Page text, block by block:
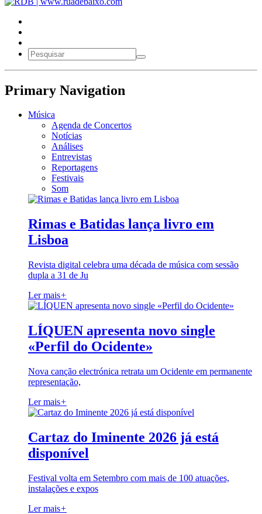
Primary Navigation
Música
Agenda de Concertos
Notícias
Análises
Entrevistas
Reportagens
Festivais
Som
Rimas e Batidas lança livro em
Lisboa
Revista digital celebra uma década de música com sessão
dupla a 31 de Ju
Ler mais+
LÍQUEN apresenta novo single
«Perfil do Ocidente»
Nova canção electrónica retrata um Ocidente em permanente
representação,
Ler mais+
Cartaz do Iminente 2026 já está
disponível
Festival volta em Setembro com mais de 100 atuações,
instalações e expos
Ler mais+